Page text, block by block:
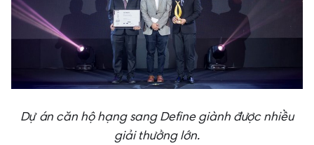
Dự án căn hộ hạng sang Define giành được nhiều
giải thưởng lớn.